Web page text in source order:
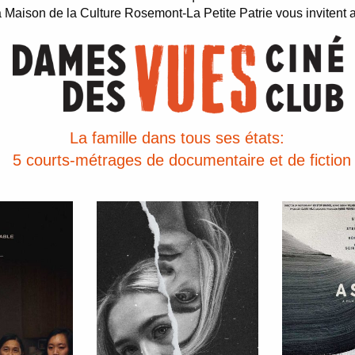
Maison de la Culture Rosemont-La Petite Patrie vous invitent
La famille dans tous ses états:
5 courts-métrages de documentaire et de fiction